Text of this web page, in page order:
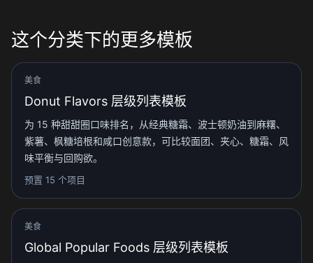
这个分类下的更多模板
美食
Donut Flavors 层级列表模板
为 15 种甜甜圈口味排名，从经典糖霜、波士顿奶油到麻糬、
紫薯、枫糖培根和咸口创意款，可比较面团、夹心、糖霜、风
味平衡与回购欲。
预置 15 个项目
美食
Global Popular Foods 层级列表模板